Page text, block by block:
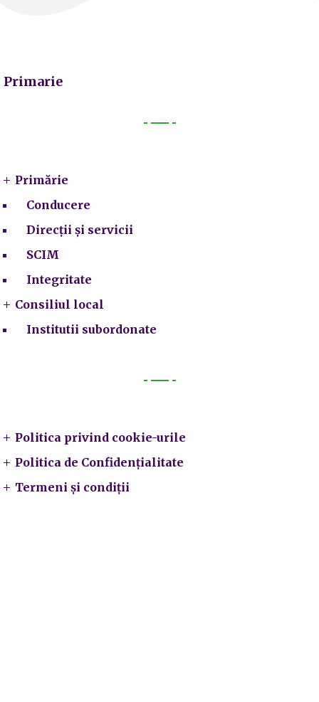
Primarie
Primărie
Conducere
Direcții și servicii
SCIM
Integritate
Consiliul local
Institutii subordonate
Politica privind cookie-urile
Politica de Confidențialitate
Termeni și condiții